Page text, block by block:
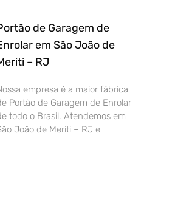
de Garagem de
em São João de
– RJ
empresa é a maior fábrica
Portão de Garagem de Enrolar
todo o Brasil. Atendemos em
João de Meriti – RJ e